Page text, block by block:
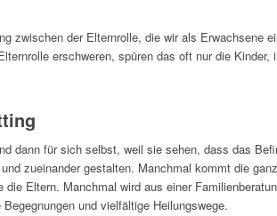
zwischen der Elternrolle, die wir als Erwachsene
erschweren, spüren das oft nur die Kinder,
dann für sich selbst, weil sie sehen, dass das
zueinander gestalten. Manchmal kommt die
Eltern. Manchmal wird aus einer
und vielfältige Heilungswege.